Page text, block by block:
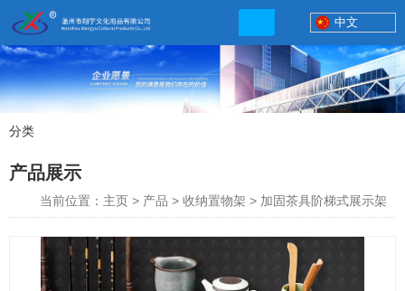
联系电话
13506777830
中文
分类
产品展示
当前位置：主页 > 产品 > 收纳置物架 > 加固茶具阶梯式展示架